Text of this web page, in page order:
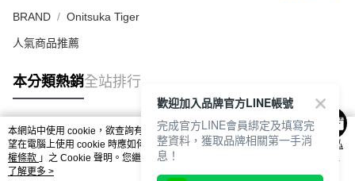
BRAND Onitsuka Tiger
人氣商品推薦
本分類熱銷全站排行
熱門標籤
本網站中使用 cookie，欲查詢有關本網站使用 cookie 方式之詳情，及若您不希
望在電腦上使用 cookie 時應如何變更電腦的 cookie 設定，請參閱本網站「
隱私
權條款 」之 Cookie 聲明。您繼續使用本網站即表示您同意本公司得按本網站使
用條款之 Cookie 聲明使用 cookie。
了解更多 >
歡迎加入品牌官方LINE帳號
完成官方LINE會員綁定及填寫完
整資料，獲取品牌相關第一手消
息！